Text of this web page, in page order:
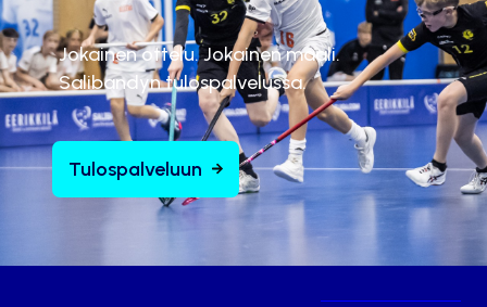
Jokainen ottelu. Jokainen maali.
Salibandyn tulospalvelussa.
Tulospalveluun